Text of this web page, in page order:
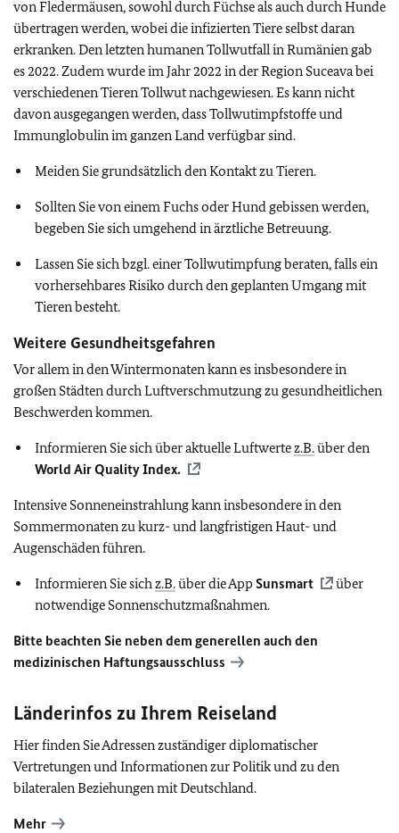
von Fledermäusen, sowohl durch Füchse als auch durch Hunde
übertragen werden, wobei die infizierten Tiere selbst daran
erkranken. Den letzten humanen Tollwutfall in Rumänien gab
es 2022. Zudem wurde im Jahr 2022 in der Region Suceava bei
verschiedenen Tieren Tollwut nachgewiesen. Es kann nicht
davon ausgegangen werden, dass Tollwutimpfstoffe und
Immunglobulin im ganzen Land verfügbar sind.
Meiden Sie grundsätzlich den Kontakt zu Tieren.
Sollten Sie von einem Fuchs oder Hund gebissen werden,
begeben Sie sich umgehend in ärztliche Betreuung.
Lassen Sie sich bzgl. einer Tollwutimpfung beraten, falls ein
vorhersehbares Risiko durch den geplanten Umgang mit
Tieren besteht.
Weitere Gesundheitsgefahren
Vor allem in den Wintermonaten kann es insbesondere in
großen Städten durch Luftverschmutzung zu gesundheitlichen
Beschwerden kommen.
Informieren Sie sich über aktuelle Luftwertez.B.über den
World Air Quality Index.
Intensive Sonneneinstrahlung kann insbesondere in den
Sommermonaten zu kurz- und langfristigen Haut- und
Augenschäden führen.
Informieren Sie sichz.B.über die AppSunsmart
über
notwendige Sonnenschutzmaßnahmen.
Bitte beachten Sie neben dem generellen auch den
medizinischen Haftungsausschluss
Länderinfos zu Ihrem Reiseland
Hier finden Sie Adressen zuständiger diplomatischer
Vertretungen und Informationen zur Politik und zu den
bilateralen Beziehungen mit Deutschland.
Mehr